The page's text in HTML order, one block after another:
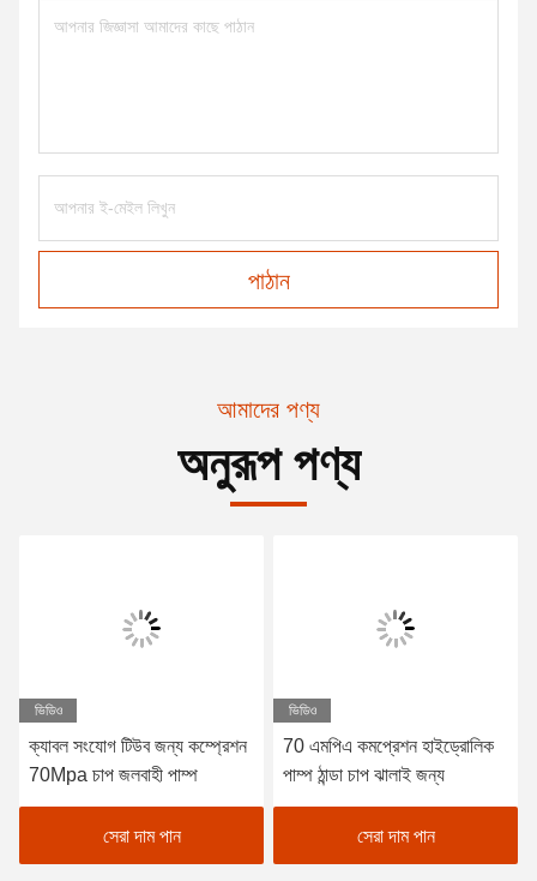
পাঠান
আমাদের পণ্য
অনুরূপ পণ্য
ভিডিও
ক্যাবল সংযোগ টিউব জন্য কম্প্রেশন
70Mpa চাপ জলবাহী পাম্প
সেরা দাম পান
ভিডিও
70 এমপিএ কমপ্রেশন হাইড্রোলিক
পাম্প ঠান্ডা চাপ ঝালাই জন্য
সেরা দাম পান